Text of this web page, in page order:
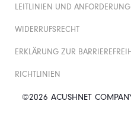
©2026 ACUSHNET
LEITLINIEN UND
WIDERRUFSRECHT
ERKLÄRUNG ZUR
RICHTLINIEN